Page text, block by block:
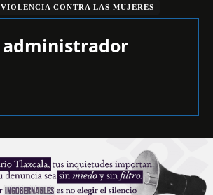
VIOLENCIA CONTRA LAS MUJERES
administrador